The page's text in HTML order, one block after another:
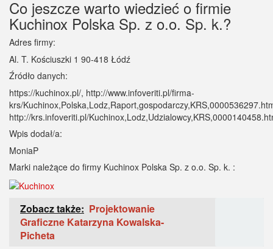
Co jeszcze warto wiedzieć o firmie
Kuchinox Polska Sp. z o.o. Sp. k.?
Adres firmy:
Al. T. Kościuszki 1 90-418 Łódź
Źródło danych:
https://kuchinox.pl/, http://www.infoveriti.pl/firma-
krs/
http://krs.infoveriti.pl/
Wpis dodał/a:
MoniaP
Marki należące do firmy Kuchinox Polska Sp. z o.o. Sp. k. :
Zobacz także: Projektowanie
Graficzne Katarzyna Kowalska-
Picheta